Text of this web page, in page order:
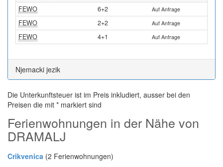
FEWO
6+2 Auf Anfrage
FEWO 2+2 Auf Anfrage
FEWO 4+1 Auf Anfrage
Njemacki jezik
Die Unterkunftsteuer ist im Preis inkludiert, ausser bei den
Preisen die mit * markiert sind
Ferienwohnungen in der Nähe von
DRAMALJ
Crikvenica (2 Ferienwohnungen)